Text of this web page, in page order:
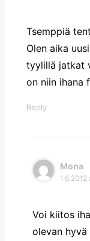
Tsemppiä
Olen aika
tyylillä jatkat
on niin ihana
Reply
Mona
1.6.2012
Voi kiitos
olevan